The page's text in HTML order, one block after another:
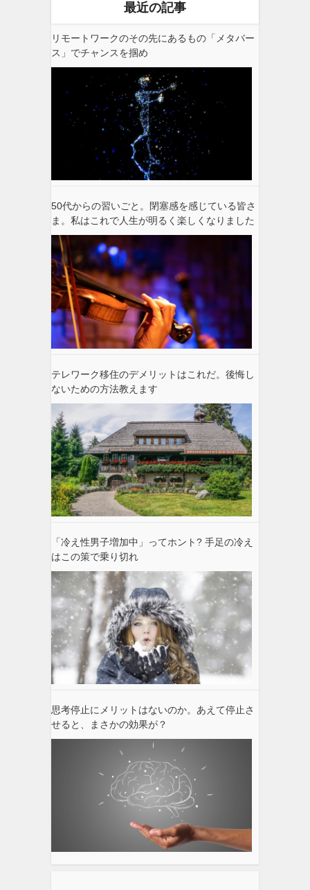
最近の記事
リモートワークのその先にあるもの「メタバー
ス」でチャンスを掴め
50代からの習いごと。閉塞感を感じている皆さ
ま。私はこれで人生が明るく楽しくなりました
テレワーク移住のデメリットはこれだ。後悔し
ないための方法教えます
「冷え性男子増加中」ってホント? 手足の冷え
はこの策で乗り切れ
思考停止にメリットはないのか。あえて停止さ
せると、まさかの効果が？